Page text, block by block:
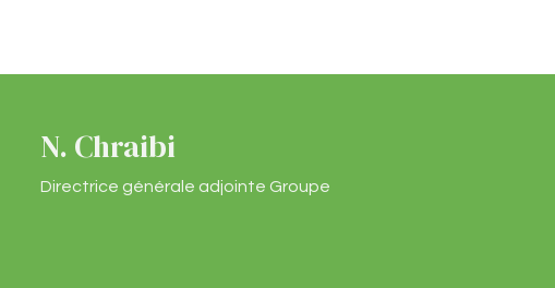
N. Chraibi
Directrice générale adjointe Groupe